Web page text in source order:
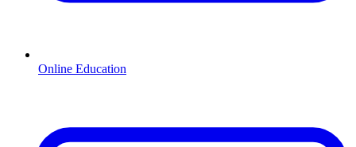
Online Education